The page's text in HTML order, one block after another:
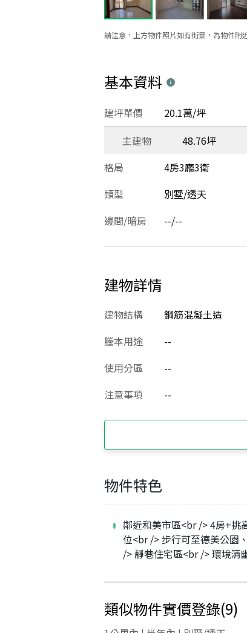
請注意，上方物件照片如有街景，為物件附
基本資料
建坪單價 20.1萬/坪
主建物
48.76坪
格局
4房3廳3衛
類型
別墅/透天
邊間/暗房 --/--
建物詳情
建物結構 鋼筋混凝土造
謄本用途
--
使用分區
--
注意事項
--
物件特色
鄰近和美市區<br /> 4房+挑
位<br /> 步行可至德美公園
/> 靜巷住宅區<br /> 環境清
類似物件實價登錄(9)